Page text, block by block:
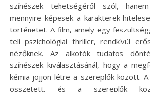
színészek tehetségéről szól,
mennyire képesek a karakterek
történetet. A film, amely egy
teli pszichológiai thriller, rendkívül
nézőknek. Az alkotók tudatos
színészek kiválasztásánál, hogy a
kémia jöjjön létre a szereplők között. A
összetett, és a szereplők